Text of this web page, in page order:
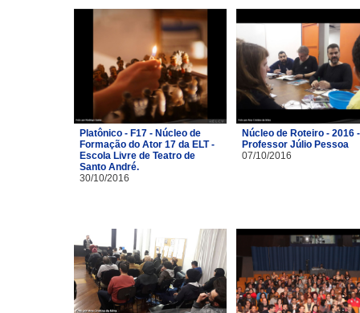
Platônico - F17 - Núcleo de
Formação do Ator 17 da ELT -
Escola Livre de Teatro de
Santo André.
30/10/2016
Núcleo de Roteiro - 2016 -
Professor Júlio Pessoa
07/10/2016